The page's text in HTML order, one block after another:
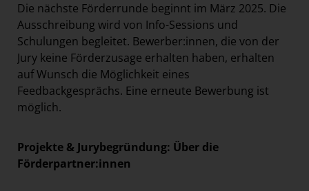
Die nächste Förderrunde beginnt im März 2025. Die
Ausschreibung wird von Info-Sessions und
Schulungen begleitet. Bewerber:innen, die von der
Jury keine Förderzusage erhalten haben, erhalten
auf Wunsch die Möglichkeit eines
Feedbackgesprächs. Eine erneute Bewerbung ist
möglich.
Projekte & Jurybegründung: Über die
Förderpartner:innen